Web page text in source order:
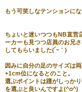
もう可笑しなテンションに
ちょいと迷いつつもNB直営
ーカーも見つつ店員のお兄
してもらいました(´ｰ｀)
因みに自分の足のサイズは
+1cm位になるとのこと。
選ぶポイントは踵がしっか
を選ぶと良いんですよ(^o^)